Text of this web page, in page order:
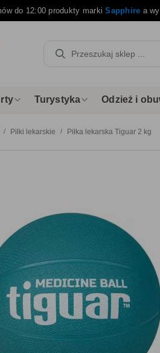
do 12:00 produkty markiSapphire a
Turystyka Odzież i
Piłki lekarskie Piłka lekarska Tiguar 2 kg